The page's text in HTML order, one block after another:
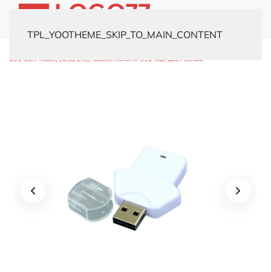
TPL_YOOTHEME_SKIP_TO_MAIN_CONTENT
191 Soft Touch, (USB 2.0), объем памяти 512 MB, цвет белый